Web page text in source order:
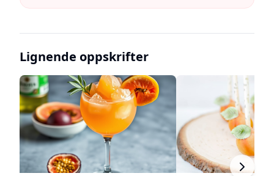
Lignende oppskrifter